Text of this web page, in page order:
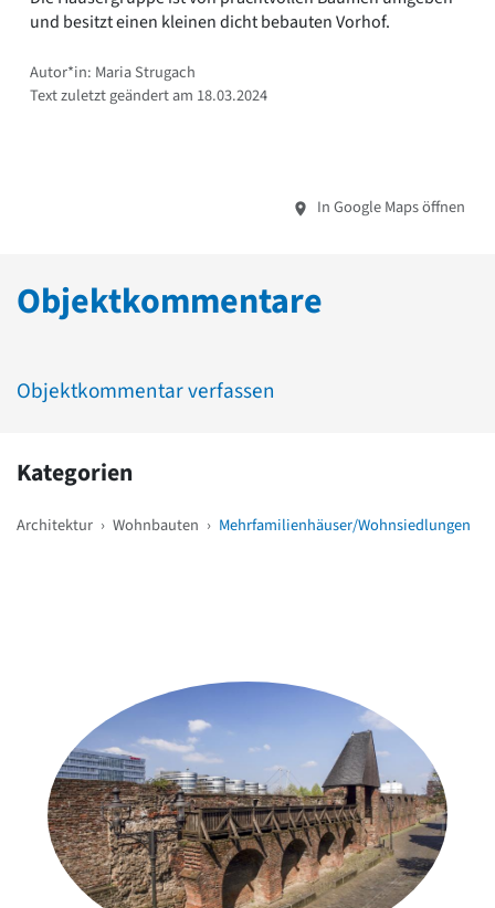
und besitzt einen kleinen dicht bebauten Vorhof.
Autor*in: Maria Strugach
Text zuletzt geändert am 18.03.2024
In Google Maps öffnen
Objektkommentare
Objektkommentar verfassen
Kategorien
Architektur › Wohnbauten › Mehrfamilienhäuser/Wohnsiedlungen